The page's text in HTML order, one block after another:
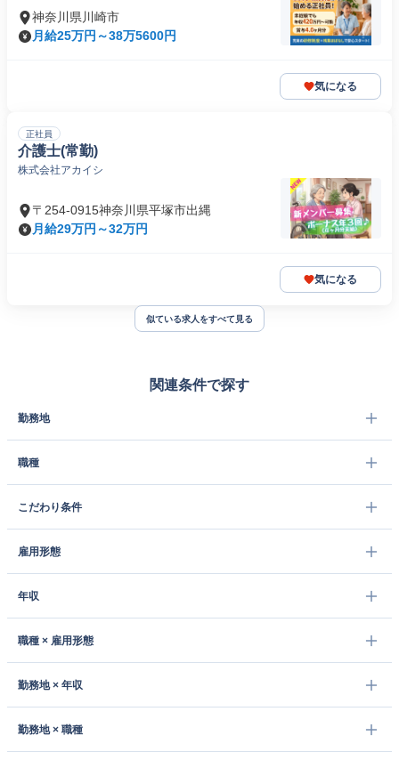
神奈川県川崎市
月給25万円～38万5600円
気になる
正社員
介護士(常勤)
株式会社アカイシ
〒254-0915神奈川県平塚市出縄
月給29万円～32万円
気になる
似ている求人をすべて見る
関連条件で探す
勤務地
職種
こだわり条件
雇用形態
年収
職種 × 雇用形態
勤務地 × 年収
勤務地 × 職種